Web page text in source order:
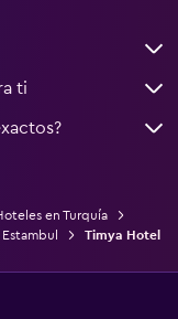
ti
en Turquía
Timya Hotel